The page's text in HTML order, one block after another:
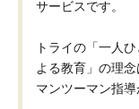
サービスです。
トライの「一人
よる教育」の理
マンツーマン指導